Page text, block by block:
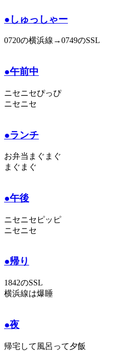
●しゅっしゃー
0720の横浜線→0749のSSL
●午前中
ニセニセぴっぴ
ニセニセ
●ランチ
お弁当まぐまぐ
まぐまぐ
●午後
ニセニセピッピ
ニセニセ
●帰り
1842のSSL
横浜線は爆睡
●夜
帰宅して風呂って夕飯